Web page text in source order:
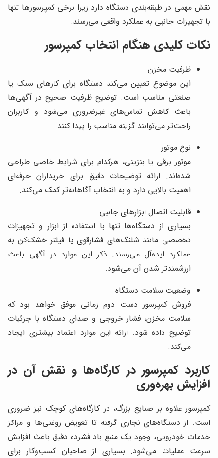
نقش مهمی در طبقه‌بندی دستگاه دارد زیرا برخی کمپرسورها تنها
با تجهیزات جانبی به عملکرد واقعی می‌رسند.
نکات کلیدی هنگام انتخاب کمپرسور
ظرفیت مخزن
این موضوع تعیین می‌کند دستگاه برای کارهای سبک یا
صنعتی مناسب است. توضیح ظرفیت صحیح در آگهی‌ها
باعث کاهش تماس‌های غیرضروری می‌شود و کاربران
راحت‌تر می‌توانند گزینه مناسب را پیدا کنند.
نوع موتور
موتور برقی یا بنزینی، هرکدام برای شرایط خاصی طراحی
شده‌اند. ارائه توضیحات دقیق برای خریداران حرفه‌ای
اهمیت بالایی دارد و به انتخاب آگاهانه‌تر کمک می‌کند.
قابلیت اتصال ابزارهای جانبی
بسیاری از دستگاه‌ها تنها با استفاده از ابزار و تجهیزات
تخصصی مانند شلنگ‌های فشارقوی یا فیلتر خشک‌کن به
عملکرد ایده‌آل می‌رسند. ذکر این موارد در آگهی باعث
ارزشمندتر شدن آن می‌شود.
وضعیت سلامت دستگاه
فروش کمپرسور دست دوم زمانی موفق خواهد بود که
سلامت مخزن، فشار خروجی و صدای دستگاه با جزئیات
توضیح داده شود. ارائه این موارد اعتماد بیشتری ایجاد
می‌کند.
کاربرد کمپرسور در کارگاه‌ها و نقش آن در
افزایش بهره‌وری
کمپرسور علاوه بر صنایع بزرگ، در کارگاه‌های کوچک نیز ضروری
است. از دستگاه‌های نجاری گرفته تا تعویض روغنی‌ها و مراکز
خدمات خودرویی، وجود یک منبع باد فشرده دقیق باعث افزایش
سرعت عملیات می‌شود. بسیاری از صاحبان کسب‌وکار برای